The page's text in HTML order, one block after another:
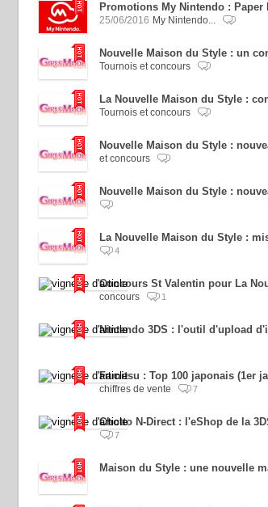
Promotions My Nintendo :
25/06/2016 My Nintendo...
Nouvelle Maison du Style : un
Tournois et concours
La Nouvelle Maison du Style :
Tournois et concours
Nouvelle Maison du Style :
et concours
Nouvelle Maison du Style :
La Nouvelle Maison du Style :
4
Concours St Valentin pour La
concours
1
Nintendo 3DS : l'outil d'upload
Famitsu : Top 100 japonais (1er
chiffres de vente
7
Chotto N-Direct : l'eShop de la
7
Maison du Style : une nouvelle